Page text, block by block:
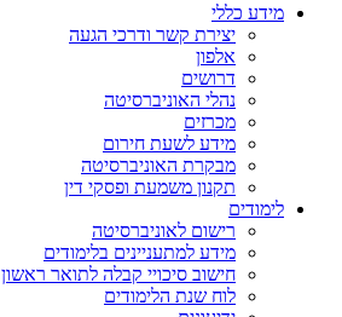
מידע כללי
יצירת קשר ודרכי הגעה
אלפון
דרושים
נהלי האוניברסיטה
מכרזים
מידע לשעת חירום
מבקרת האוניברסיטה
תקנון משמעת ופסקי דין
לימודים
רישום לאוניברסיטה
מידע למתעניינים בלימודים
חישוב סיכויי קבלה לתואר ראשון
לוח שנת הלימודים